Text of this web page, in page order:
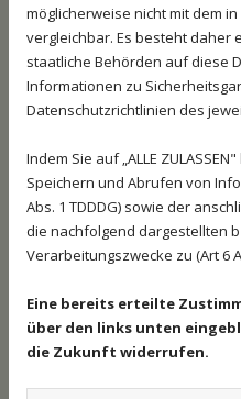
Wir bieten:
unbefristeten
Vollzeit
Festlohn über
Übernahme von
Zuschuss zum
rückenschonende
kostenfreie
wöchentlich 1x
möglicherweise nicht mit dem in
vergleichbar. Es besteht daher
staatliche Behörden auf diese
Informationen zu
Datenschutzrichtlinien des
Indem Sie auf „ALLE
Speichern und Abrufen von
Abs. 1 TDDDG) sowie der
die nachfolgend dargestellten
Verarbeitungszwecke zu (Art 6
Eine bereits erteilte
über den links unten
die Zukunft widerrufen.